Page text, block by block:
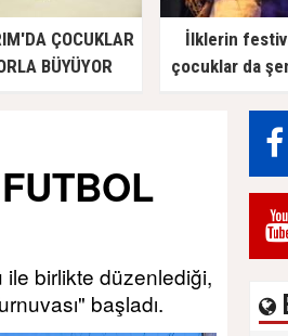
ÇOCUKLAR
BÜYÜYOR
İlklerin
çocuklar da
ile birlikte düzenlediği,
başladı.